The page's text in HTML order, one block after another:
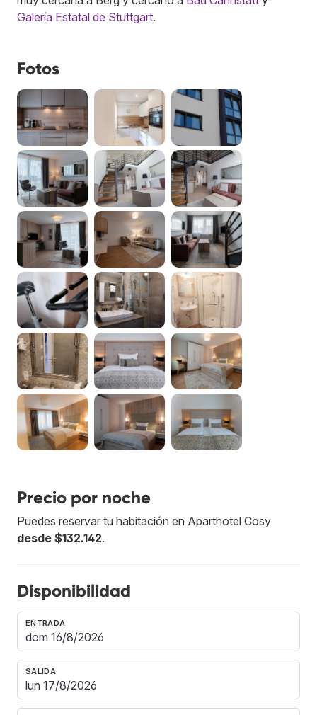
Galería Estatal de Stuttgart.
Fotos
Precio por noche
Puedes reservar tu habitación en Aparthotel Cosy
desde $132.142.
Disponibilidad
ENTRADA
SALIDA